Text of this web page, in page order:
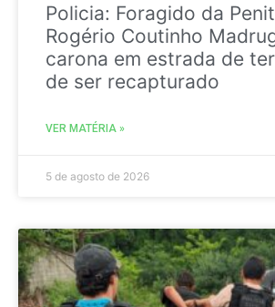
Policia: Foragido da
Rogério Coutinho
carona em estrada de
de ser recapturado
VER MATÉRIA »
5 de agosto de 2026